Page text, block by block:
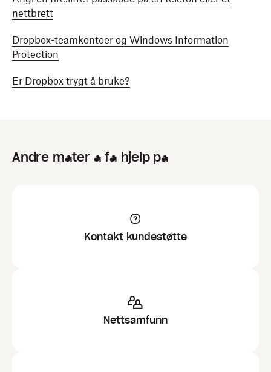
nettbrett
Dropbox-teamkontoer og Windows Information
Protection
Er Dropbox trygt å bruke?
Andre måter å få hjelp på
Kontakt kundestøtte
Nettsamfunn